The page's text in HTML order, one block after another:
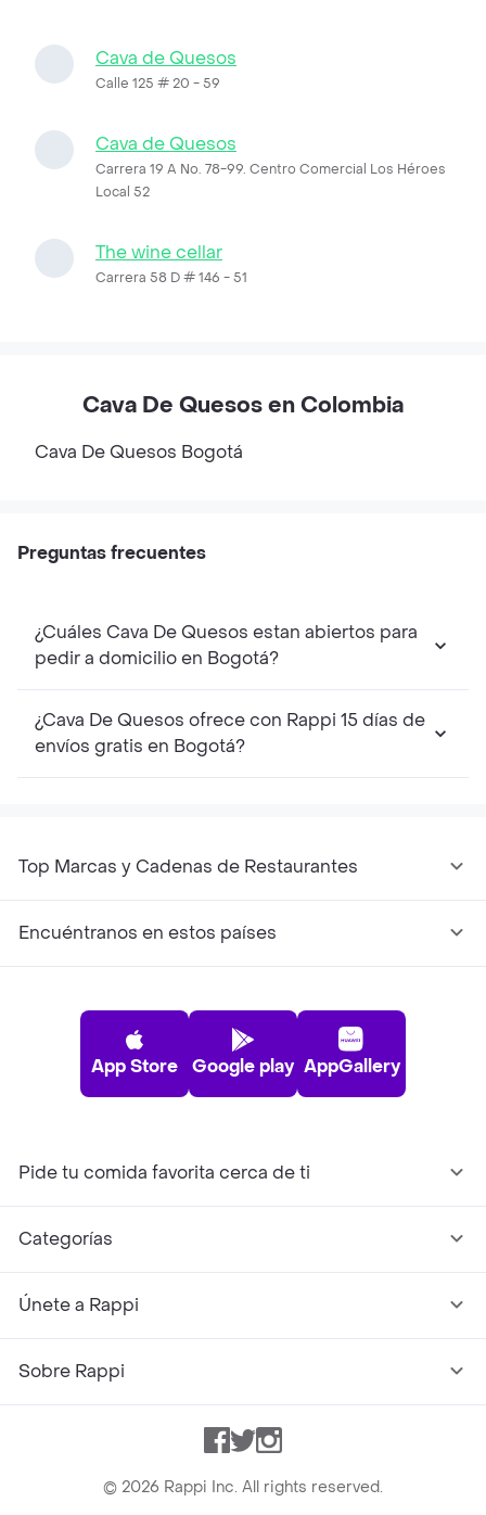
Cava de Quesos
Calle 125 # 20 - 59
Cava de Quesos
Carrera 19 A No. 78-99. Centro Comercial Los Héroes
Local 52
The wine cellar
Carrera 58 D # 146 - 51
Cava De Quesos en Colombia
Cava De Quesos Bogotá
Preguntas frecuentes
¿Cuáles Cava De Quesos estan abiertos para
pedir a domicilio en Bogotá?
¿Cava De Quesos ofrece con Rappi 15 días de
envíos gratis en Bogotá?
Top Marcas y Cadenas de Restaurantes
Encuéntranos en estos países
App Store Google play AppGallery
Pide tu comida favorita cerca de ti
Categorías
Únete a Rappi
Sobre Rappi
Facebook
TwitterInstagram
© 2026 Rappi Inc. All rights reserved.